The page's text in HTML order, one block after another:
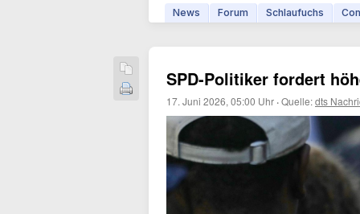
News Forum Schlaufuchs
SPD-Politiker fordert
17. Juni 2026, 05:00 Uhr ·Quelle:dts